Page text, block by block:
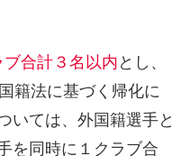
合計３名以内とし、
籍法に基づく帰化に
いては、外国籍選手と
を同時に１クラブ合